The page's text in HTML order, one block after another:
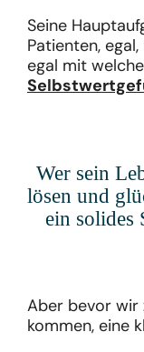
Seine
Patienten,
egal mit
Wer sein
lösen und
ein solides
Aber bevor wir
kommen, eine